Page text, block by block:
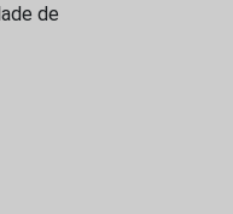
de